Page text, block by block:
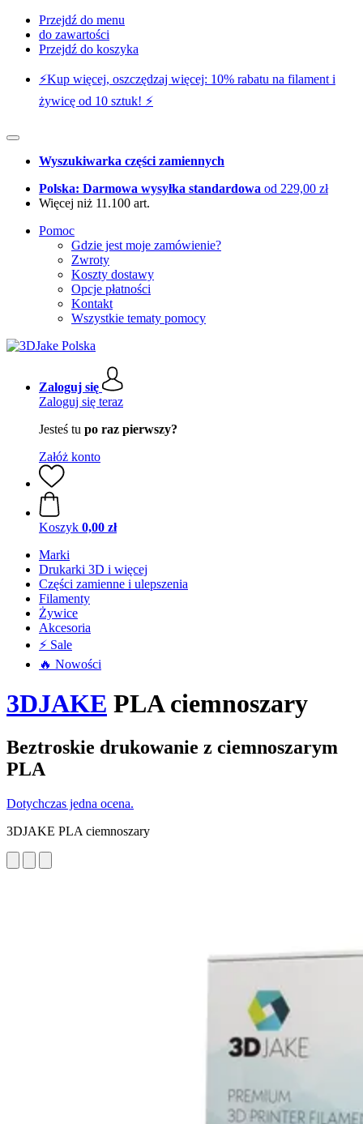
Przejdź do menu
do zawartości
Przejdź do koszyka
⚡️Kup więcej, oszczędzaj więcej: 10% rabatu na filament i
żywicę od 10 sztuk! ⚡️
Wyszukiwarka części zamiennych
Polska: Darmowa wysyłka standardowa od 229,00 zł
Więcej niż 11.100 art.
Pomoc
Gdzie jest moje zamówienie?
Zwroty
Koszty dostawy
Opcje płatności
Kontakt
Wszystkie tematy pomocy
Zaloguj się
Zaloguj się teraz
Jesteś tu po raz pierwszy?
Załóż konto
Koszyk 0,00 zł
Marki
Drukarki 3D i więcej
Części zamienne i ulepszenia
Filamenty
Żywice
Akcesoria
⚡ Sale
🔥 Nowości
3DJAKE PLA ciemnoszary
Beztroskie drukowanie z ciemnoszarym
PLA
Dotychczas jedna ocena.
3DJAKE PLA ciemnoszary